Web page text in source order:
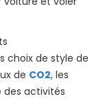
choix de style de
de CO2, les
activités